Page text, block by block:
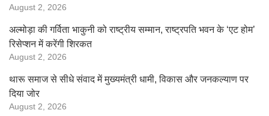
August 2, 2026
अल्मोड़ा की गर्विता भाकुनी को राष्ट्रीय सम्मान, राष्ट्रपति भवन के ‘एट होम’
रिसेप्शन में करेंगी शिरकत
August 2, 2026
थारू समाज से सीधे संवाद में मुख्यमंत्री धामी, विकास और जनकल्याण पर
दिया जोर
August 2, 2026